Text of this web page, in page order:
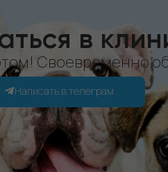
в
Своевременно
Написать в телеграм